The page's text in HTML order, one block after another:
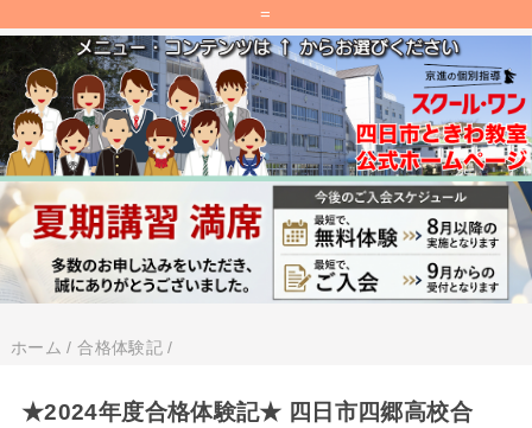
=
ホーム /合格体験記 /
★2024年度合格体験記★ 四日市四郷高校合